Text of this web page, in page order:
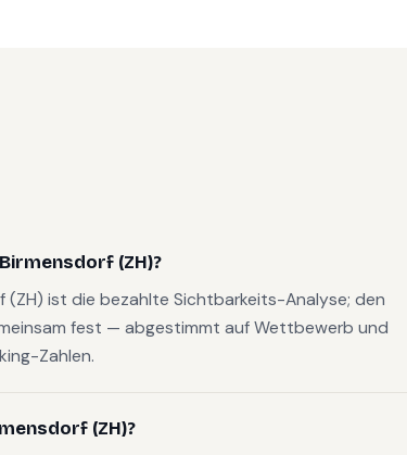
(ZH)?
(ZH) ist die bezahlte Sichtbarkeits-Analyse; den
fest — abgestimmt auf Wettbewerb und
Zahlen.
(ZH)?